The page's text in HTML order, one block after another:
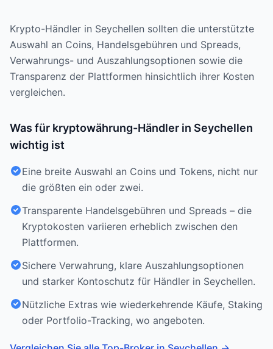
Krypto-Händler in Seychellen sollten die unterstützte
Auswahl an Coins, Handelsgebühren und Spreads,
Verwahrungs- und Auszahlungsoptionen sowie die
Transparenz der Plattformen hinsichtlich ihrer Kosten
vergleichen.
Was für kryptowährung-Händler in Seychellen
wichtig ist
Eine breite Auswahl an Coins und Tokens, nicht nur
die größten ein oder zwei.
Transparente Handelsgebühren und Spreads – die
Kryptokosten variieren erheblich zwischen den
Plattformen.
Sichere Verwahrung, klare Auszahlungsoptionen
und starker Kontoschutz für Händler in Seychellen.
Nützliche Extras wie wiederkehrende Käufe, Staking
oder Portfolio-Tracking, wo angeboten.